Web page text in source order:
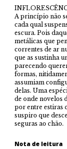
A princípio não
cada qual
escura. Pois
metálicas que
correntes de ar
que as sustinha
parecendo
formas,
assumiam
delas. Uma
de onde novelos
por entre estiras
suspiro que
seguras ao chão.
Nota de leitura